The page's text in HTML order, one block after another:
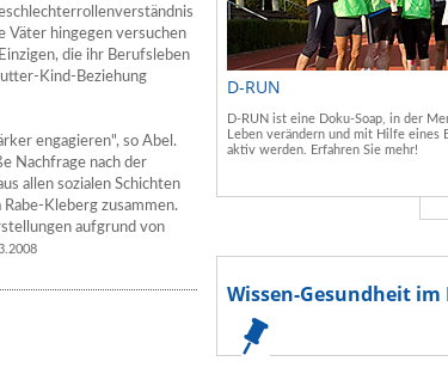
hingegen versuchen
die ihr Berufsleben
Kind-Beziehung
engagieren", so Abel.
Nachfrage nach der
allen sozialen Schichten
Kleberg zusammen.
aufgrund von
D-RUN
D-RUN ist eine Doku-Soap, in der
Leben verändern und mit Hilfe eines
aktiv werden. Erfahren Sie mehr!
Wissen-Gesundheit im